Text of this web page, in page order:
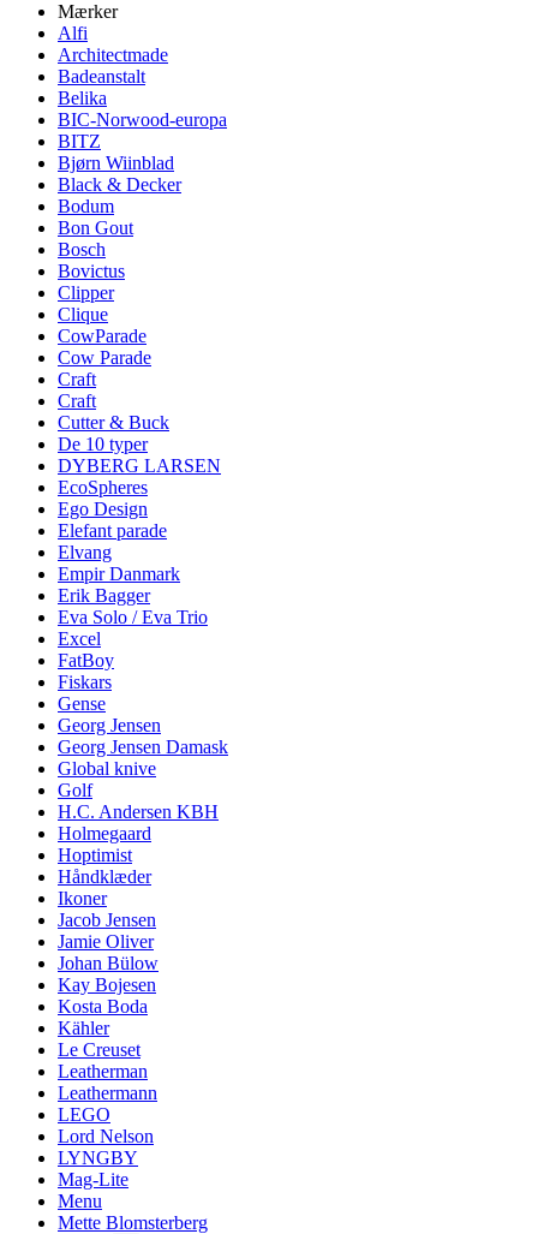
Mærker
Alfi
Architectmade
Badeanstalt
Belika
BIC-Norwood-europa
BITZ
Bjørn Wiinblad
Black & Decker
Bodum
Bon Gout
Bosch
Bovictus
Clipper
Clique
CowParade
Cow Parade
Craft
Craft
Cutter & Buck
De 10 typer
DYBERG LARSEN
EcoSpheres
Ego Design
Elefant parade
Elvang
Empir Danmark
Erik Bagger
Eva Solo / Eva Trio
Excel
FatBoy
Fiskars
Gense
Georg Jensen
Georg Jensen Damask
Global knive
Golf
H.C. Andersen KBH
Holmegaard
Hoptimist
Håndklæder
Ikoner
Jacob Jensen
Jamie Oliver
Johan Bülow
Kay Bojesen
Kosta Boda
Kähler
Le Creuset
Leatherman
Leathermann
LEGO
Lord Nelson
LYNGBY
Mag-Lite
Menu
Mette Blomsterberg